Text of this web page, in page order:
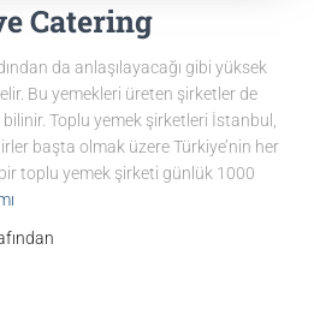
Catering
da anlaşılayacağı gibi yüksek
Bu yemekleri üreten şirketler de
Toplu yemek şirketleri İstanbul,
başta olmak üzere Türkiye’nin her
toplu yemek şirketi günlük 1000